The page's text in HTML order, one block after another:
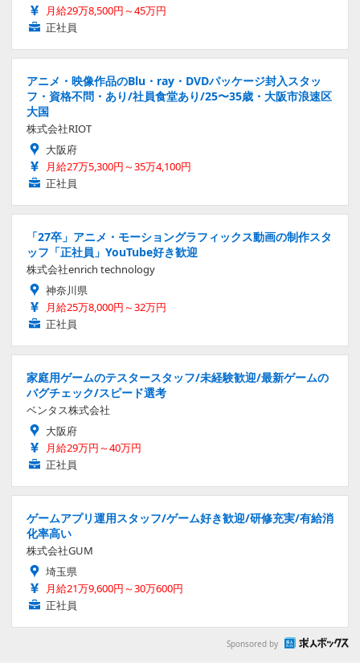
月給29万8,500円～45万円
正社員
アニメ・映像作品のBlu・ray・DVDパッケージ封入スタッ
フ・資格不問・あり/社員食堂あり/25〜35歳・大阪市浪速区
大国
株式会社RIOT
大阪府
月給27万5,300円～35万4,100円
正社員
「27卒」アニメ・モーショングラフィックス動画の制作スタ
ッフ「正社員」YouTube好き歓迎
株式会社enrich technology
神奈川県
月給25万8,000円～32万円
正社員
家庭用ゲームのテスタースタッフ/未経験歓迎/最新ゲームの
バグチェック/スピード選考
ベンタス株式会社
大阪府
月給29万円～40万円
正社員
ゲームアプリ運用スタッフ/ゲーム好き歓迎/研修充実/有給消
化率高い
株式会社GUM
埼玉県
月給21万9,600円～30万600円
正社員
Sponsored by